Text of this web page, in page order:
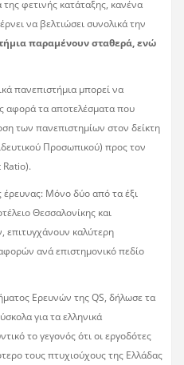
φετινής κατάταξης, κανένα
να βελτιώσει συνολικά την
παραμένουν σταθερά, ενώ
πανεπιστήμια μπορεί να
αφορά τα αποτελέσματα που
των πανεπιστημίων στον δείκτη
Προσωπικού) προς τον
έρευνας: Μόνο δύο από τα έξι
Θεσσαλονίκης και
επιτυγχάνουν καλύτερη
ανά επιστημονικό πεδίο
Ερευνών της QS, δήλωσε τα
για τα ελληνικά
το γεγονός ότι οι εργοδότες
τους πτυχιούχους της Ελλάδας